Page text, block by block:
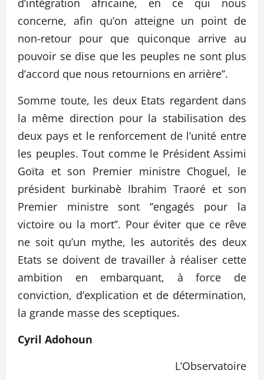
d’intégration africaine, en ce qui nous
concerne, afin qu’on atteigne un point de
non-retour pour que quiconque arrive au
pouvoir se dise que les peuples ne sont plus
d’accord que nous retournions en arrière’’.
Somme toute, les deux Etats regardent dans
la même direction pour la stabilisation des
deux pays et le renforcement de l’unité entre
les peuples. Tout comme le Président Assimi
Goïta et son Premier ministre Choguel, le
président burkinabè Ibrahim Traoré et son
Premier ministre sont ‘’engagés pour la
victoire ou la mort’’. Pour éviter que ce rêve
ne soit qu’un mythe, les autorités des deux
Etats se doivent de travailler à réaliser cette
ambition en embarquant, à force de
conviction, d’explication et de détermination,
la grande masse des sceptiques.
Cyril Adohoun
L’Observatoire